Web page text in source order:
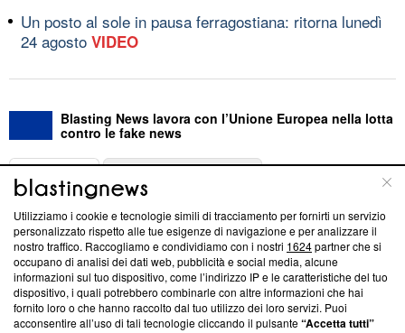
Un posto al sole in pausa ferragostiana: ritorna lunedì
24 agosto VIDEO
Blasting News lavora con l’Unione Europea nella lotta
contro le fake news
ABOUT
Questa sezione offre informazioni trasparenti su Blasting
News, sui nostri processi editoriali e su come ci impegniamo a
creare news di qualità. Inoltre, afferma la nostra aderenza a
‘Trust Project - News with Integrity’Blasting News non è
ancora membro del programma, ma ha richiesto di farne
parte; Trust Project non ha ancora effettuato una verifica di
Utilizziamo i cookie e tecnologie simili di tracciamento per fornirti un servizio
personalizzato rispetto alle tue esigenze di navigazione e per analizzare il
nostro traffico. Raccogliamo e condividiamo con i nostri 1624partner che si
occupano di analisi dei dati web, pubblicità e social media, alcune
informazioni sul tuo dispositivo, come l’indirizzo IP e le caratteristiche del tuo
dispositivo, i quali potrebbero combinarle con altre informazioni che hai
fornito loro o che hanno raccolto dal tuo utilizzo dei loro servizi. Puoi
acconsentire all’uso di tali tecnologie cliccando il pulsante“Accetta tutti”